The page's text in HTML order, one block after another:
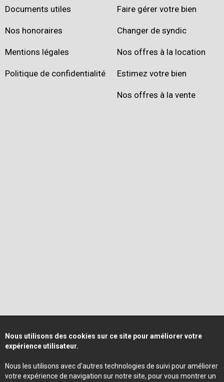
Documents utiles
Nos honoraires
Mentions légales
Politique de confidentialité
Faire gérer votre bien
Changer de syndic
Nos offres à la location
Estimez votre bien
Nos offres à la vente
Nous utilisons des cookies sur ce site pour améliorer votre
expérience utilisateur.
Nous les utilisons avec d'autres technologies de suivi pour améliorer
votre expérience de navigation sur notre site, pour vous montrer un